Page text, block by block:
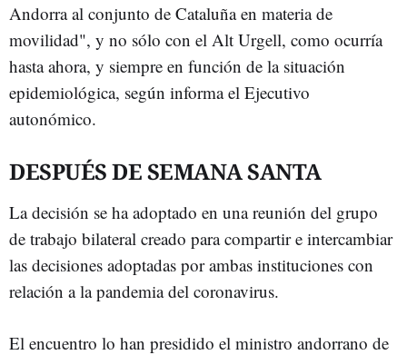
Andorra al conjunto de Cataluña en materia de
movilidad", y no sólo con el Alt Urgell, como ocurría
hasta ahora, y siempre en función de la situación
epidemiológica, según informa el Ejecutivo
autonómico.
DESPUÉS DE SEMANA SANTA
La decisión se ha adoptado en una reunión del grupo
de trabajo bilateral creado para compartir e intercambiar
las decisiones adoptadas por ambas instituciones con
relación a la pandemia del coronavirus.
El encuentro lo han presidido el ministro andorrano de